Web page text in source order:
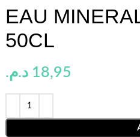
EAU
50CL
18,95 د.م.